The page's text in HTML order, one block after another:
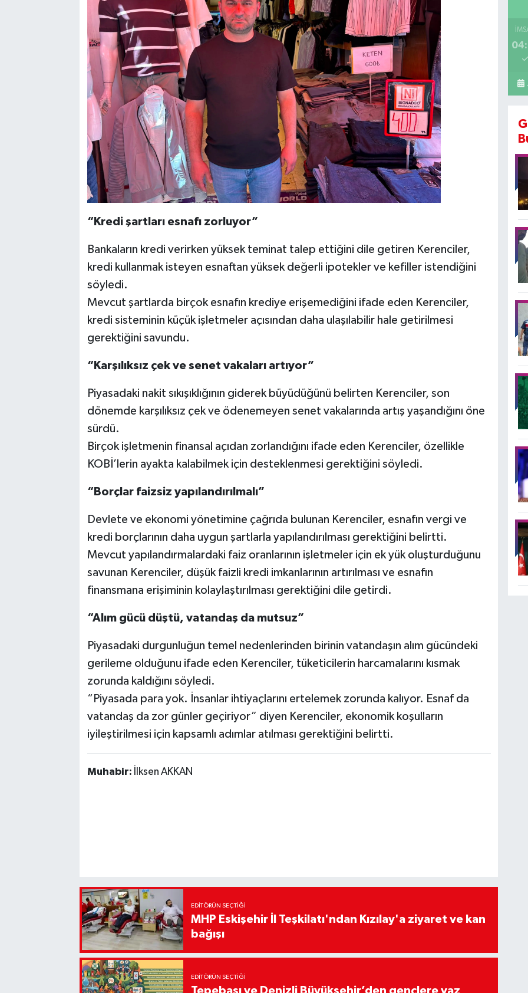
“Kredi şartları esnafı zorluyor”
Bankaların kredi verirken yüksek teminat talep ettiğini dile getiren Kerenciler,
kredi kullanmak isteyen esnaftan yüksek değerli ipotekler ve kefiller istendiğini
söyledi.
Mevcut şartlarda birçok esnafın krediye erişemediğini ifade eden Kerenciler,
kredi sisteminin küçük işletmeler açısından daha ulaşılabilir hale getirilmesi
gerektiğini savundu.
“Karşılıksız çek ve senet vakaları artıyor”
Piyasadaki nakit sıkışıklığının giderek büyüdüğünü belirten Kerenciler, son
dönemde karşılıksız çek ve ödenemeyen senet vakalarında artış yaşandığını öne
sürdü.
Birçok işletmenin finansal açıdan zorlandığını ifade eden Kerenciler, özellikle
KOBİ’lerin ayakta kalabilmek için desteklenmesi gerektiğini söyledi.
“Borçlar faizsiz yapılandırılmalı”
Devlete ve ekonomi yönetimine çağrıda bulunan Kerenciler, esnafın vergi ve
kredi borçlarının daha uygun şartlarla yapılandırılması gerektiğini belirtti.
Mevcut yapılandırmalardaki faiz oranlarının işletmeler için ek yük oluşturduğunu
savunan Kerenciler, düşük faizli kredi imkanlarının artırılması ve esnafın
finansmana erişiminin kolaylaştırılması gerektiğini dile getirdi.
“Alım gücü düştü, vatandaş da mutsuz”
Piyasadaki durgunluğun temel nedenlerinden birinin vatandaşın alım gücündeki
gerileme olduğunu ifade eden Kerenciler, tüketicilerin harcamalarını kısmak
zorunda kaldığını söyledi.
“Piyasada para yok. İnsanlar ihtiyaçlarını ertelemek zorunda kalıyor. Esnaf da
vatandaş da zor günler geçiriyor” diyen Kerenciler, ekonomik koşulların
iyileştirilmesi için kapsamlı adımlar atılması gerektiğini belirtti.
Muhabir: İlksen AKKAN
EDITÖRÜN SEÇTIĞI
MHP Eskişehir İl Teşkilatı'ndan Kızılay'a ziyaret ve kan
bağışı
EDITÖRÜN SEÇTIĞI
Tepebaşı ve Denizli Büyükşehir’den gençlere yaz